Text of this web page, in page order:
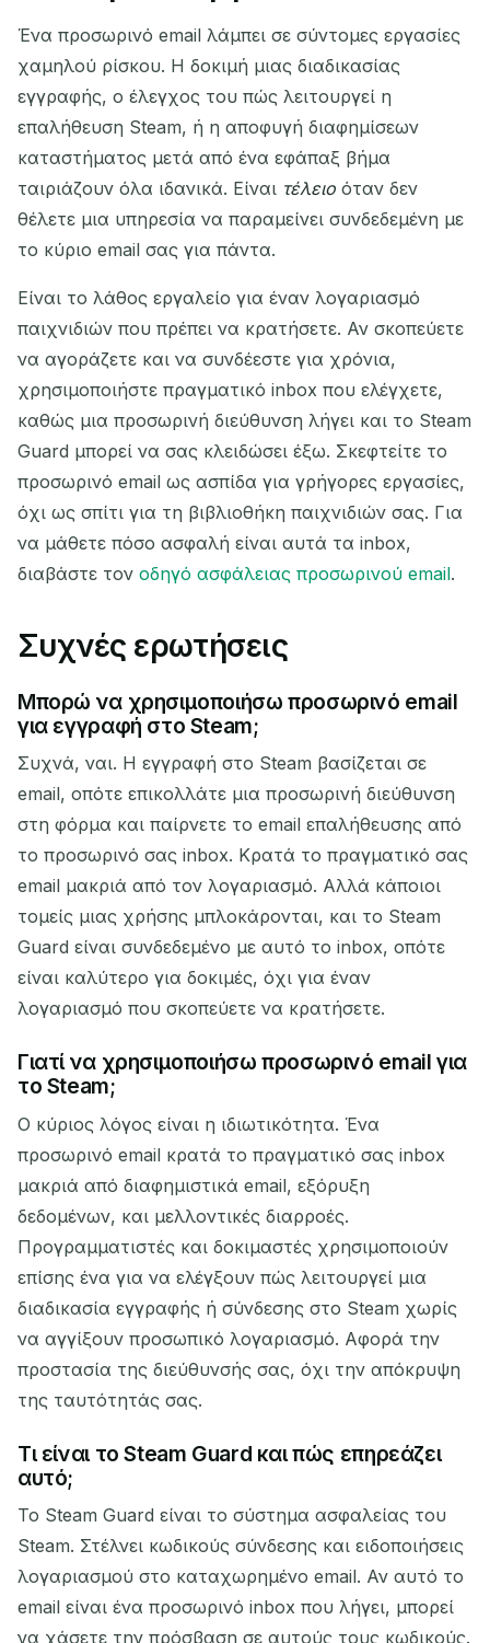
Ένα προσωρινό email λάμπει σε σύντομες εργασίες
χαμηλού ρίσκου. Η δοκιμή μιας διαδικασίας
εγγραφής, ο έλεγχος του πώς λειτουργεί η
επαλήθευση Steam, ή η αποφυγή διαφημίσεων
καταστήματος μετά από ένα εφάπαξ βήμα
ταιριάζουν όλα ιδανικά. Είναι τέλειο όταν δεν
θέλετε μια υπηρεσία να παραμείνει συνδεδεμένη με
το κύριο email σας για πάντα.
Είναι το λάθος εργαλείο για έναν λογαριασμό
παιχνιδιών που πρέπει να κρατήσετε. Αν σκοπεύετε
να αγοράζετε και να συνδέεστε για χρόνια,
χρησιμοποιήστε πραγματικό inbox που ελέγχετε,
καθώς μια προσωρινή διεύθυνση λήγει και το Steam
Guard μπορεί να σας κλειδώσει έξω. Σκεφτείτε το
προσωρινό email ως ασπίδα για γρήγορες εργασίες,
όχι ως σπίτι για τη βιβλιοθήκη παιχνιδιών σας. Για
να μάθετε πόσο ασφαλή είναι αυτά τα inbox,
διαβάστε τον οδηγό ασφάλειας προσωρινού email.
Συχνές ερωτήσεις
Μπορώ να χρησιμοποιήσω προσωρινό email
για εγγραφή στο Steam;
Συχνά, ναι. Η εγγραφή στο Steam βασίζεται σε
email, οπότε επικολλάτε μια προσωρινή διεύθυνση
στη φόρμα και παίρνετε το email επαλήθευσης από
το προσωρινό σας inbox. Κρατά το πραγματικό σας
email μακριά από τον λογαριασμό. Αλλά κάποιοι
τομείς μιας χρήσης μπλοκάρονται, και το Steam
Guard είναι συνδεδεμένο με αυτό το inbox, οπότε
είναι καλύτερο για δοκιμές, όχι για έναν
λογαριασμό που σκοπεύετε να κρατήσετε.
Γιατί να χρησιμοποιήσω προσωρινό email για
το Steam;
Ο κύριος λόγος είναι η ιδιωτικότητα. Ένα
προσωρινό email κρατά το πραγματικό σας inbox
μακριά από διαφημιστικά email, εξόρυξη
δεδομένων, και μελλοντικές διαρροές.
Προγραμματιστές και δοκιμαστές χρησιμοποιούν
επίσης ένα για να ελέγξουν πώς λειτουργεί μια
διαδικασία εγγραφής ή σύνδεσης στο Steam χωρίς
να αγγίξουν προσωπικό λογαριασμό. Αφορά την
προστασία της διεύθυνσής σας, όχι την απόκρυψη
της ταυτότητάς σας.
Τι είναι το Steam Guard και πώς επηρεάζει
αυτό;
Το Steam Guard είναι το σύστημα ασφαλείας του
Steam. Στέλνει κωδικούς σύνδεσης και ειδοποιήσεις
λογαριασμού στο καταχωρημένο email. Αν αυτό το
email είναι ένα προσωρινό inbox που λήγει, μπορεί
να χάσετε την πρόσβαση σε αυτούς τους κωδικούς.